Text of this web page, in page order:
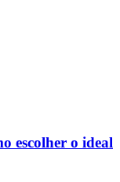
escolher o ideal